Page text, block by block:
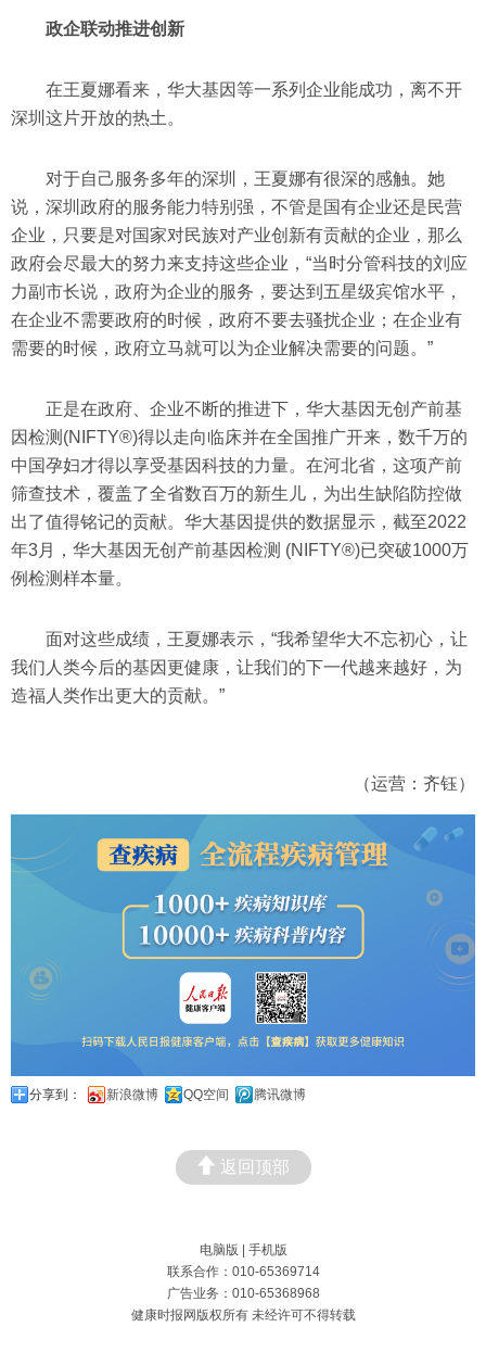
政企联动推进创新
在王夏娜看来，华大基因等一系列企业能成功，离不开
深圳这片开放的热土。
对于自己服务多年的深圳，王夏娜有很深的感触。她
说，深圳政府的服务能力特别强，不管是国有企业还是民营
企业，只要是对国家对民族对产业创新有贡献的企业，那么
政府会尽最大的努力来支持这些企业，“当时分管科技的刘应
力副市长说，政府为企业的服务，要达到五星级宾馆水平，
在企业不需要政府的时候，政府不要去骚扰企业；在企业有
需要的时候，政府立马就可以为企业解决需要的问题。”
正是在政府、企业不断的推进下，华大基因无创产前基
因检测(NIFTY®)得以走向临床并在全国推广开来，数千万的
中国孕妇才得以享受基因科技的力量。在河北省，这项产前
筛查技术，覆盖了全省数百万的新生儿，为出生缺陷防控做
出了值得铭记的贡献。华大基因提供的数据显示，截至2022
年3月，华大基因无创产前基因检测 (NIFTY®)已突破1000万
例检测样本量。
面对这些成绩，王夏娜表示，“我希望华大不忘初心，让
我们人类今后的基因更健康，让我们的下一代越来越好，为
造福人类作出更大的贡献。”
（运营：齐钰）
分享到： 新浪微博 QQ空间 腾讯微博
返回顶部
电脑版
手机版
联系合作：010-65369714
广告业务：010-65368968
健康时报网版权所有 未经许可不得转载